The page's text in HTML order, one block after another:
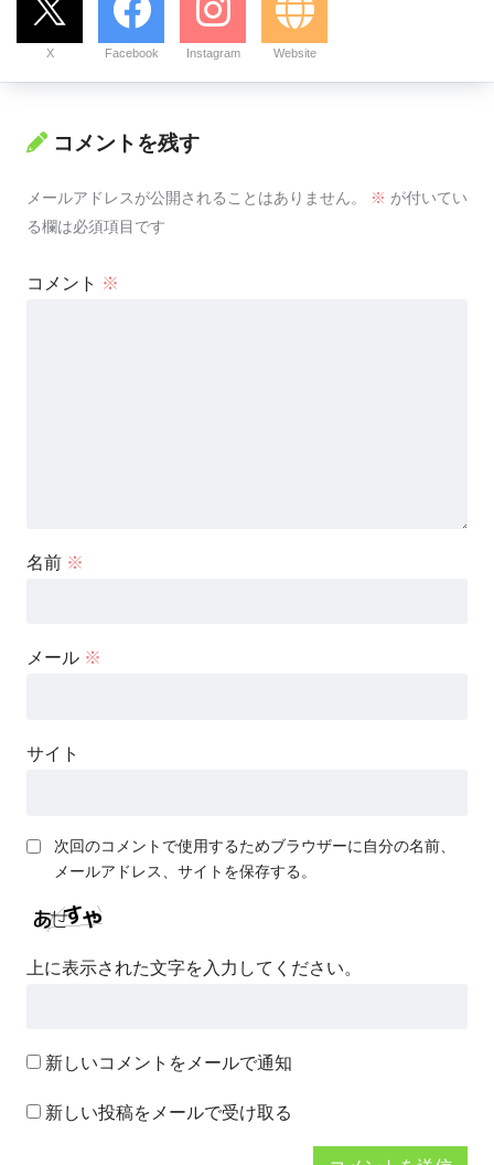
X Facebook Instagram Website
コメントを残す
メールアドレスが公開されることはありません。 ※ が付いてい
る欄は必須項目です
コメント ※
名前 ※
メール ※
サイト
次回のコメントで使用するためブラウザーに自分の名前、
メールアドレス、サイトを保存する。
上に表示された文字を入力してください。
新しいコメントをメールで通知
新しい投稿をメールで受け取る